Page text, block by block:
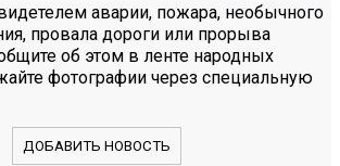
аварии, пожара, необычного
провала дороги или прорыва
об этом в ленте народных
фотографии через специальную
ДОБАВИТЬ НОВОСТЬ